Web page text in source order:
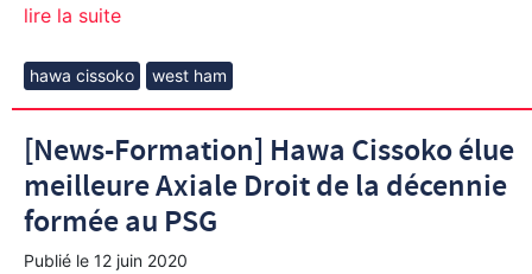
lire la suite
hawa cissoko west ham
[News-Formation] Hawa Cissoko élue
meilleure Axiale Droit de la décennie
formée au PSG
Publié le 12 juin 2020